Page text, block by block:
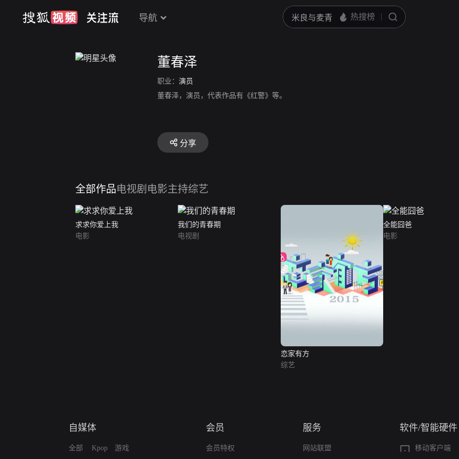
导航
董春泽
职业： 演员
董春泽，演员，代表作品有《红警》等。
分享
全部作品电视剧 电影主持综艺
求求你爱上我
电影
我们的青春期
电视剧
恋家有方
综艺
全能囧爸
电影
自媒体
全部 Kpop 游戏
会员
会员特权
服务
网站联盟
软件/智能硬件
移动客户端